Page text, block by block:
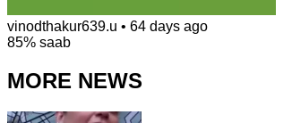
vinodthakur639.u • 64 days ago
85% saab
MORE NEWS